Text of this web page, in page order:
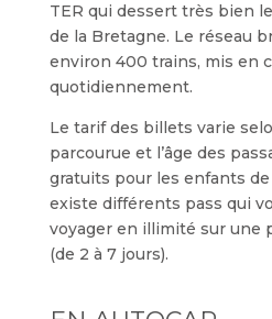
TER qui dessert très bien
de la Bretagne. Le réseau
environ 400 trains, mis en
quotidiennement.
Le tarif des billets varie
parcourue et l’âge des
gratuits pour les enfants de
existe différents pass qui
voyager en illimité sur une
(de 2 à 7 jours).